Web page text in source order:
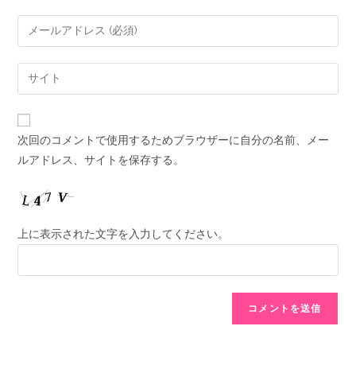
次回のコメントで使用するためブラウザーに自分の名前、メー
ルアドレス、サイトを保存する。
上に表示された文字を入力してください。